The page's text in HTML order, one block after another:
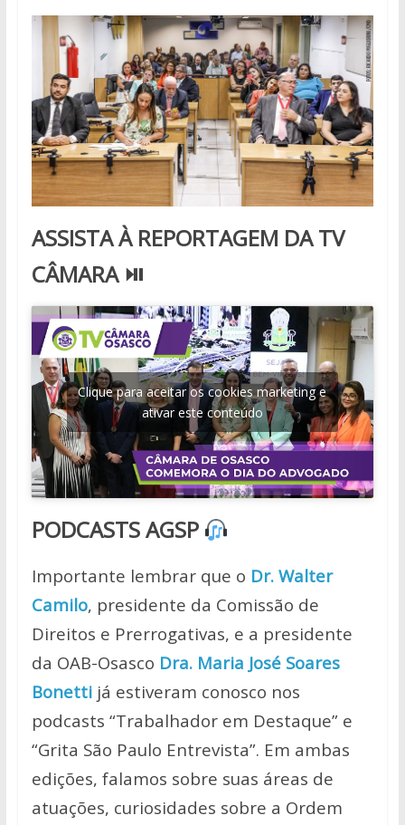
ASSISTA À REPORTAGEM DA TV
CÂMARA ⏯
Clique para aceitar os cookies marketing e
ativar este conteúdo
PODCASTS AGSP
Importante lembrar que o Dr. Walter
Camilo, presidente da Comissão de
Direitos e Prerrogativas, e a presidente
da OAB-Osasco Dra. Maria José Soares
Bonettijá estiveram conosco nos
podcasts “Trabalhador em Destaque” e
“Grita São Paulo Entrevista”. Em ambas
edições, falamos sobre suas áreas de
atuações, curiosidades sobre a Ordem